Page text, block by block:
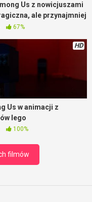
Us z nowicjuszami
ale przynajmniej
67%
HD
Us w animacji z
lego
100%
filmów